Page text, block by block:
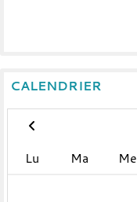
CALENDRIER
Lu
Ma Me